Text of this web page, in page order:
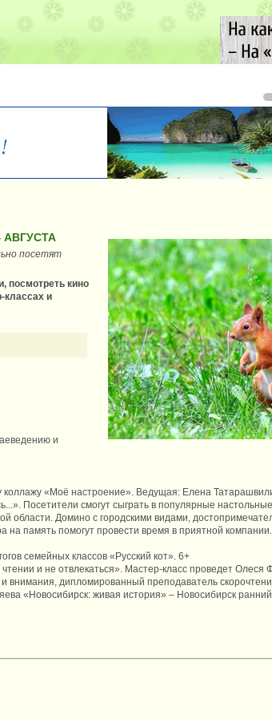
АВГУСТА
посетят
посмотреть кино
классах и
и
коллажу «Моё настроение». Ведущая: Елена
Посетители смогут сыграть в популярные
области. Домино с городскими видами,
на память помогут провести время в приятной
семейных классов «Русский кот». 6+
и не отвлекаться». Мастер-класс проведет Олеся
внимания, дипломированный преподаватель
«Новосибирск: живая история» – Новосибирск